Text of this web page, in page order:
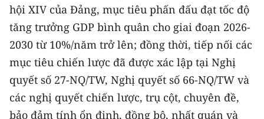
NHÂN DÂN HẰNG THÁNG
MUA BÁO
ĐỌC BÁO IN
ENGLISH
hội XIV của Đảng, mục tiêu phấn đấu đạt tốc độ
tăng trưởng GDP bình quân cho giai đoạn 2026-
2030 từ 10%/năm trở lên; đồng thời, tiếp nối các
mục tiêu chiến lược đã được xác lập tại Nghị
quyết số 27-NQ/TW, Nghị quyết số 66-NQ/TW và
các nghị quyết chiến lược, trụ cột, chuyên đề,
bảo đảm tính ổn định, đồng bộ, nhất quán và